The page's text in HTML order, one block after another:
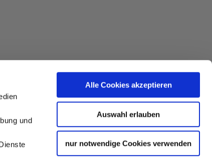
und
Alle Cookies akzeptieren
Auswahl erlauben
nur notwendige Cookies verwenden